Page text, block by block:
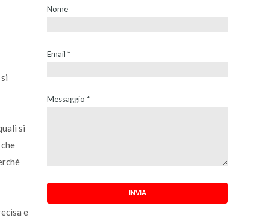
si
e
Nome
Email *
Messaggio *